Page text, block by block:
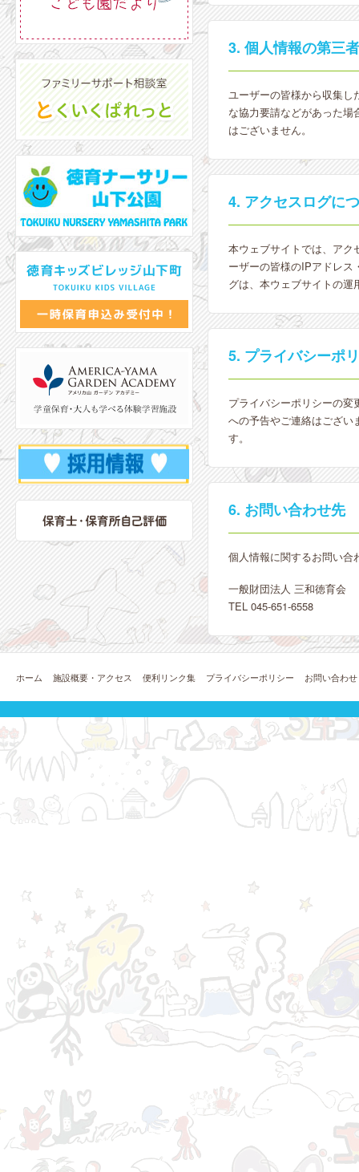
3. 個人情報の第三
ユーザーの皆様から収集し
な協力要請などがあった
はございません。
4. アクセスログに
本ウェブサイトでは、アク
ーザーの皆様のIPアドレス
グは、本ウェブサイトの
5. プライバシーポ
プライバシーポリシーの
への予告やご連絡はござい
す。
6. お問い合わせ先
個人情報に関するお問い合
一般財団法人 三和徳育会
TEL 045-651-6558
ホーム 施設概要・アクセス 便利リンク集 プライバシーポリシー お問い合わせ